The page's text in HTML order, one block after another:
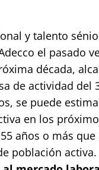
y talento
el pasado
década,
de actividad del
se puede
en los
años o más
población